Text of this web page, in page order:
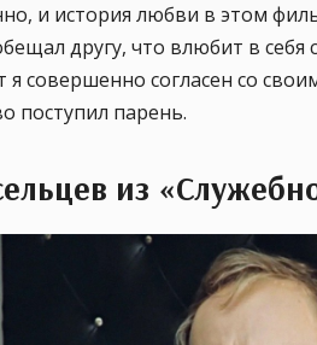
и история любви в этом
другу, что влюбит в себя
я совершенно согласен со
поступил парень.
из